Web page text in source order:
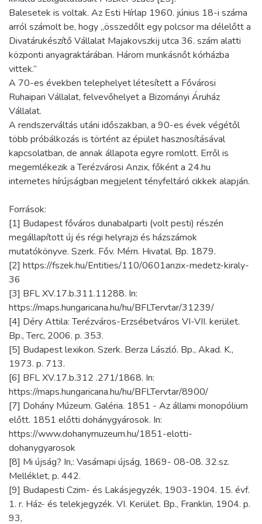
Balesetek is voltak. Az Esti Hírlap 1960. június 18-i száma
arról számolt be, hogy „összedőlt egy polcsor ma délelőtt a
Divatárukészítő Vállalat Majakovszkij utca 36. szám alatti
központi anyagraktárában. Három munkásnőt kórházba
vittek.”
A 70-es években telephelyet létesített a Fővárosi
Ruhaipari Vállalat, felvevőhelyet a Bizományi Áruház
Vállalat.
A rendszerváltás utáni időszakban, a 90-es évek végétől
több próbálkozás is történt az épület hasznosításával
kapcsolatban, de annak állapota egyre romlott. Erről is
megemlékezik a Terézvárosi Anzix, főként a 24.hu
internetes hírújságban megjelent tényfeltáró cikkek alapján.
Források:
[1] Budapest főváros dunabalparti (volt pesti) részén
megállapított új és régi helyrajzi és házszámok
mutatókönyve. Szerk. Főv. Mérn. Hivatal. Bp. 1879.
[2] https://fszek.hu/Entities/110/0601anzix-medetz-kiraly-
36
[3] BFL XV.17.b.311.11288. In:
https://maps.hungaricana.hu/hu/BFLTervtar/31239/
[4] Déry Attila: Terézváros-Erzsébetváros VI-VII. kerület.
Bp., Terc, 2006. p. 353.
[5] Budapest lexikon. Szerk. Berza László. Bp., Akad. K.,
1973. p. 713.
[6] BFL XV.17.b.312 .271/1868. In:
https://maps.hungaricana.hu/hu/BFLTervtar/8900/
[7] Dohány Múzeum. Galéria. 1851 - Az állami monopólium
előtt. 1851 előtti dohánygyárosok. In:
https://www.dohanymuzeum.hu/1851-elotti-
dohanygyarosok
[8] Mi újság? In,: Vasárnapi újság, 1869- 08-08. 32.sz.
Melléklet, p. 442.
[9] Budapesti Czim- és Lakásjegyzék, 1903-1904. 15. évf.
1. r. Ház- és telekjegyzék. VI. Kerület. Bp., Franklin, 1904. p.
93,